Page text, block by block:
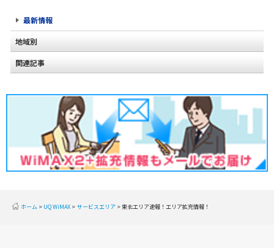
最新情報
地域別
北海道
甲信越
北陸
関連記事
ホーム UQ WiMAX サービスエリア 東北エリア速報！エリア拡充情報！